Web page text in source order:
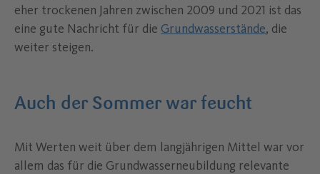
eher trockenen Jahren zwischen 2009 und 2021 ist das
eine gute Nachricht für die Grundwasserstände, die
weiter steigen.
Auch der Sommer war feucht
Mit Werten weit über dem langjährigen Mittel war vor
allem das für die Grundwasserneubildung relevante